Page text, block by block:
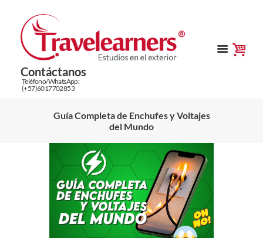
Contáctanos
Teléfono/WhatsApp:
(+57)6017702853
Guía Completa de Enchufes y Voltajes
del Mundo